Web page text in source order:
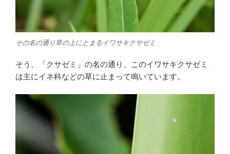
その名の通り草の上にとまるイワサキクサゼミ
そう、「クサゼミ」の名の通り、このイワサキクサゼミ
は主にイネ科などの草に止まって鳴いています。